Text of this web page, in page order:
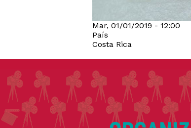
Mar, 01/01/2019 - 12:00
País
Costa Rica